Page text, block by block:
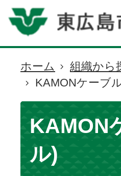
現
在
の
位
置
ホーム 組織から
KAMONケーブ
KAMON
ル)